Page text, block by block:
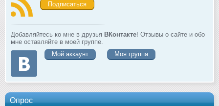
Подписаться
Добавляйтесь ко мне в друзья ВКонтакте! Отзывы о сайте и обо
мне оставляйте в моей группе.
Мой аккаунт
Моя группа
Опрос